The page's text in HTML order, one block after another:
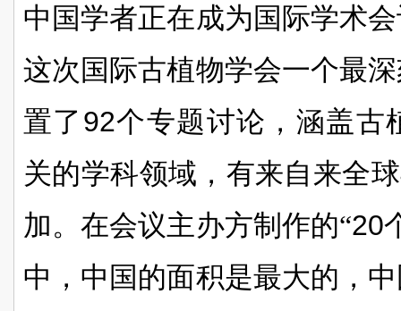
中国学者正在成为国际学术
这次国际古植物学会一个最
置了 92个专题讨论，涵盖古
关的学科领域，有来自来全球
加。在会议主办方制作的“20
中，中国的面积是最大的，